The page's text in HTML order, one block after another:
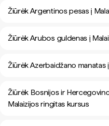
Žiūrėk Argentinos pesas į
Žiūrėk Arubos guldenas į
Žiūrėk Azerbaidžano manatas
Žiūrėk Bosnijos ir
Malaizijos ringitas kursus